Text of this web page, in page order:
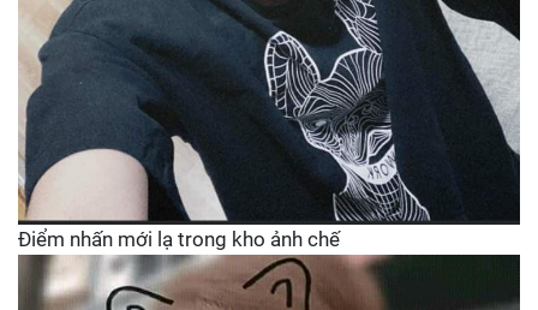
Điểm nhấn mới lạ trong kho ảnh chế